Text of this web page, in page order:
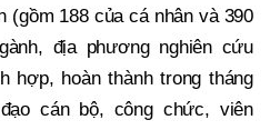
(gồm 188 của cá nhân và 390
địa phương nghiên cứu
hợp, hoàn thành trong tháng
cán bộ, công chức, viên